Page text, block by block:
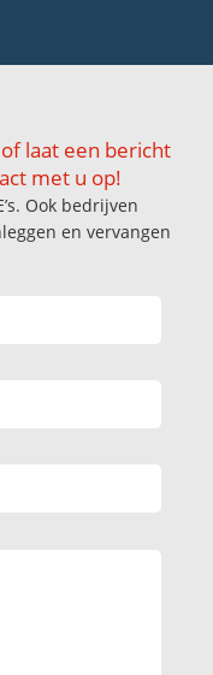
laat een bericht
met u op!
Ook bedrijven
en vervangen